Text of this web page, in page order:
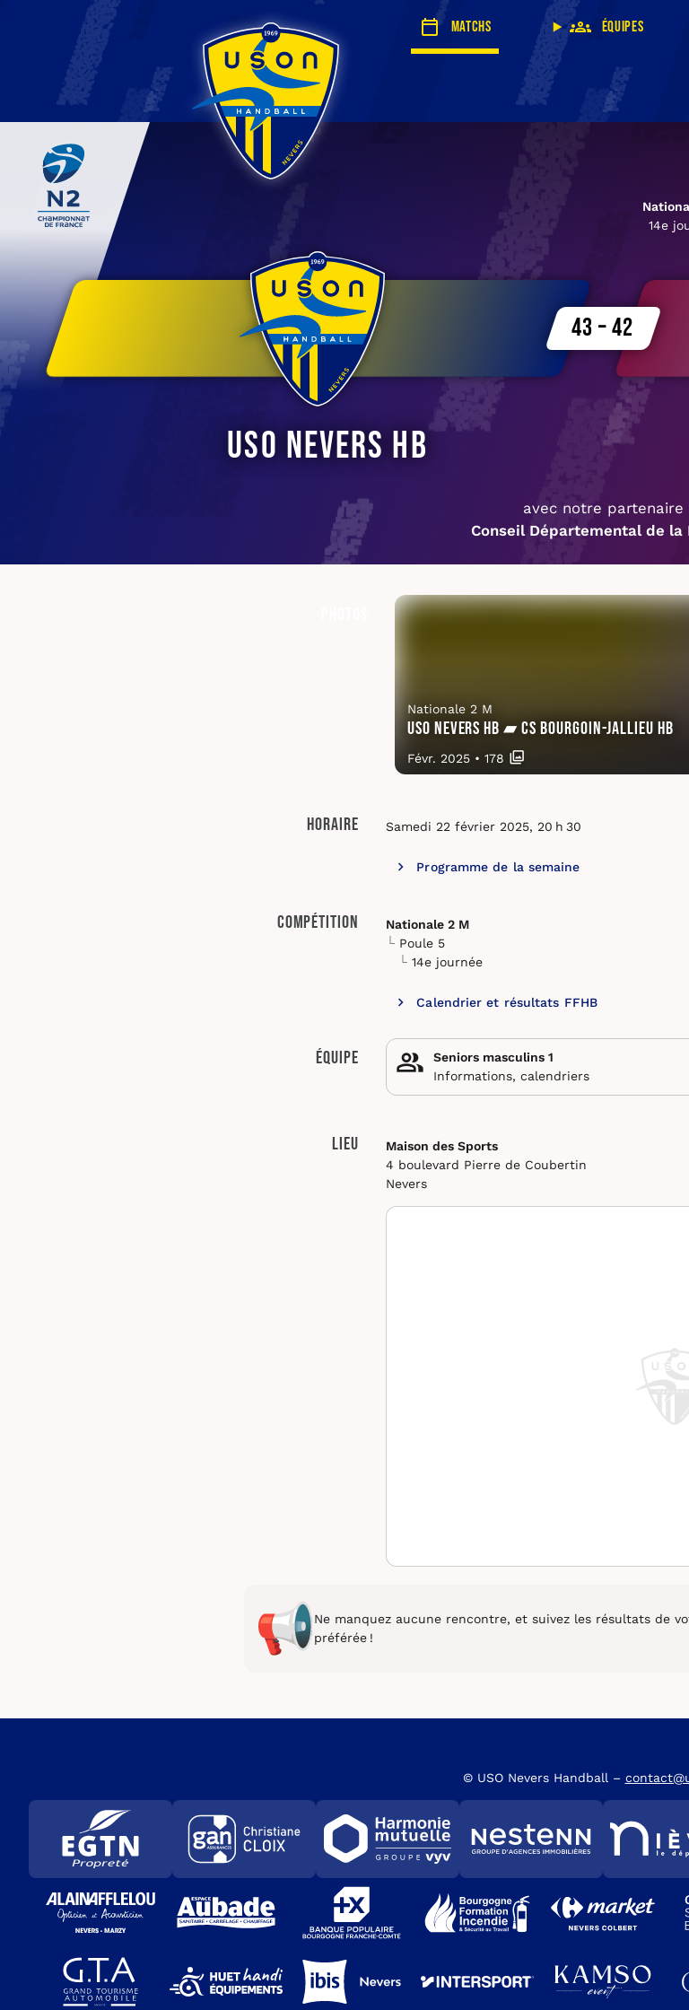
Matchs Équipes
14e
USO Nevers HB
43 – 42
avec notre partenaire
Conseil Départemental de la
Nationale 2 M
USO Nevers HB ▰ CS Bourgoin-Jallieu HB
Févr. 2025• 178
Horaire Samedi 22 février 2025, 20 h 30
Programme de la semaine
Compétition
Nationale 2 M
Poule 5
14e journée
Calendrier et résultats FFHB
Équipe
Seniors masculins 1
Informations, calendriers
Lieu
Maison des Sports
4 boulevard Pierre de Coubertin
Nevers
Ne manquez aucune rencontre, et suivez les résultats de
préférée !
© USO Nevers Handball –